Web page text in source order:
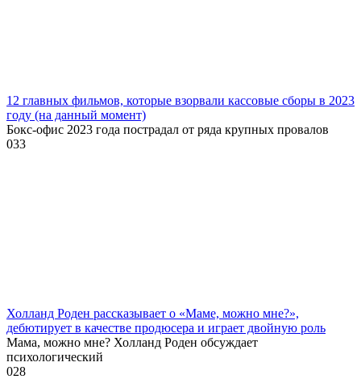
12 главных фильмов, которые взорвали кассовые сборы в 2023
году (на данный момент)
Бокс-офис 2023 года пострадал от ряда крупных провалов
033
Холланд Роден рассказывает о «Маме, можно мне?»,
дебютирует в качестве продюсера и играет двойную роль
Мама, можно мне? Холланд Роден обсуждает
психологический
028